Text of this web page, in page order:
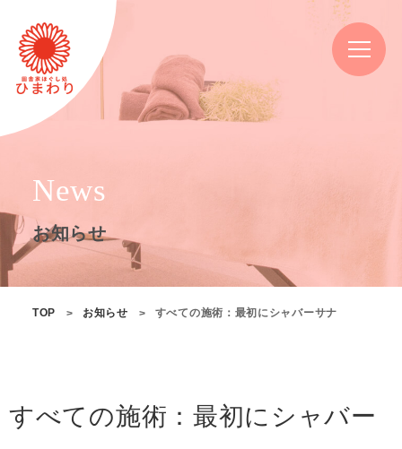
News
お知らせ
TOP お知らせ すべての施術：最初にシャバーサナ
すべての施術：最初にシャバー